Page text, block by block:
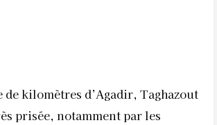
kilomètres d’Agadir, Taghazout
prisée, notamment par les